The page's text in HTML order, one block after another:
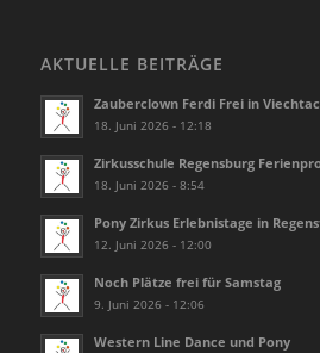
AKTUELLE BEITRÄGE
Zauberclown Ferdi Frei in
18. Juni 2026 - 12:18
Zirkusschule Regensburg
18. Juni 2026 - 8:54
Pony Zirkus Erlebnistage in
12. Juni 2026 - 12:00
Noch Plätze frei für Samstag
9. Juni 2026 - 12:06
Western Line Dance und Pony